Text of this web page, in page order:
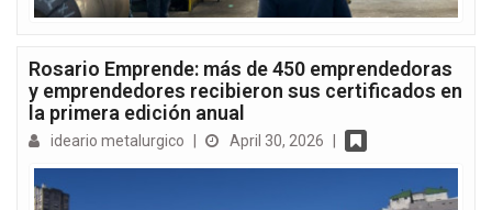
Rosario Emprende: más de 450 emprendedoras
y emprendedores recibieron sus certificados en
la primera edición anual
ideario metalurgico April 30, 2026